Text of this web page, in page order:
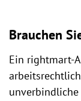
Brauchen
Ein rightmart-
unverbindliche